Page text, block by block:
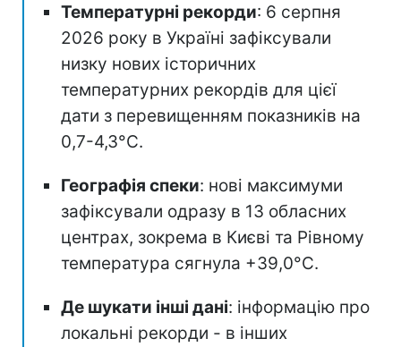
Температурні рекорди: 6 серпня
2026 року в Україні зафіксували
низку нових історичних
температурних рекордів для цієї
дати з перевищенням показників на
0,7-4,3°C.
Географія спеки: нові максимуми
зафіксували одразу в 13 обласних
центрах, зокрема в Києві та Рівному
температура сягнула +39,0°C.
Де шукати інші дані: інформацію про
локальні рекорди - в інших